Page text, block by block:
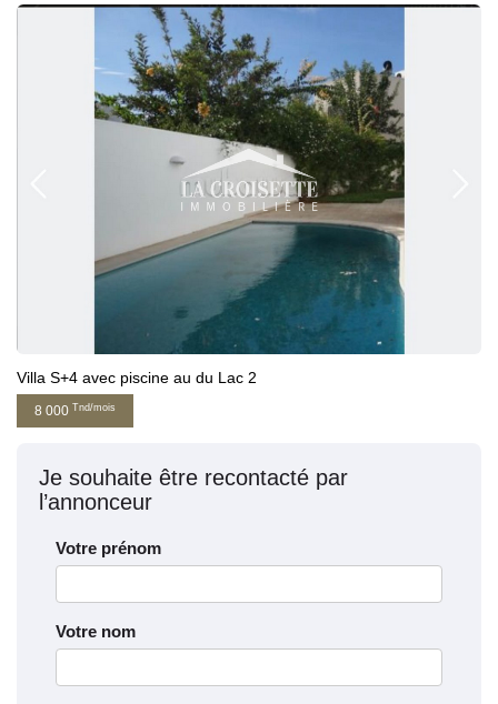
Villa S+4 avec piscine au du Lac 2
8 000 Tnd/mois
Je souhaite être recontacté par
l’annonceur
Votre prénom
Votre nom